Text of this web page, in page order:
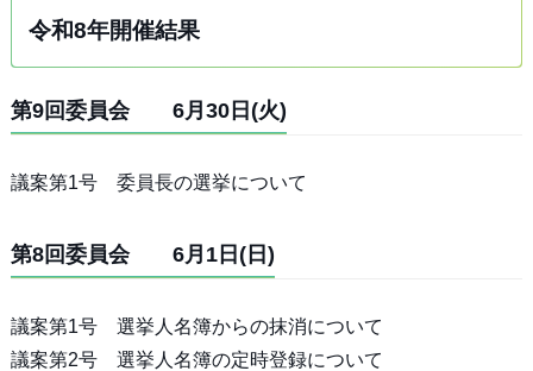
令和8年開催結果
第9回委員会 6月30日(火)
議案第1号 委員長の選挙について
第8回委員会 6月1日(日)
議案第1号 選挙人名簿からの抹消について
議案第2号 選挙人名簿の定時登録について